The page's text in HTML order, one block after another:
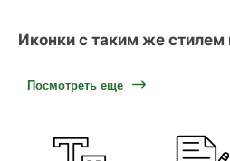
Иконки с таким же стилем
Посмотреть еще